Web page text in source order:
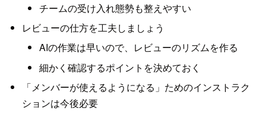
チームの受け入れ態勢も整えやすい
レビューの仕方を工夫しましょう
AIの作業は早いので、レビューのリズムを作る
細かく確認するポイントを決めておく
「メンバーが使えるようになる」ためのインストラク
ションは今後必要